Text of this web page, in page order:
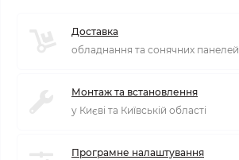
Доставка
обладнання та сонячних панелей
Монтаж та встановлення
у Києві та Київській області
Програмне налаштування